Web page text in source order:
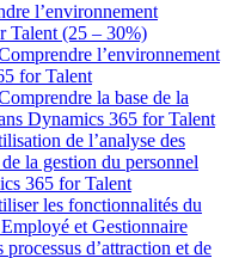
l’environnement
Talent (25 – 30%)
l’environnement
for Talent
la base de la
Dynamics 365 for Talent
de l’analyse des
la gestion du personnel
365 for Talent
les fonctionnalités du
et Gestionnaire
d’attraction et de